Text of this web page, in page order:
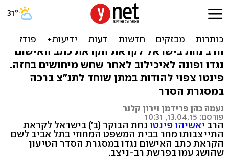
לפני הקראת האישום: הרב
פינטו חש ברע
הרב נחת בישראל לקראת הקראת כתב האישום
נגדו ופונה לאיכילוב לאחר שחש מיחושים בחזה.
פינטו צפוי להודות במתן שוחד לתנ"צ ברכה
במסגרת הסדר
נעמה כהן פרידמן וירון קלנר
פורסם: 13.04.15, 10:31
הרב יאשיהו פינטו נחת הבוקר (ב') בישראל לקראת
התייצבותו מחר בבית המשפט המחוזי בתל אביב לשם
הקראת כתב האישום נגדו במסגרת הסדר הטיעון
שהושג עמו בפרשת רב-ניצב.